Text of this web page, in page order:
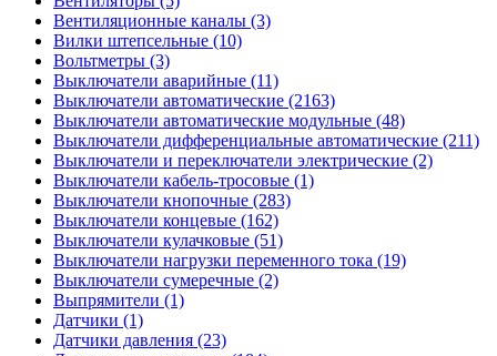
Вентиляционные каналы (3)
Вилки штепсельные (10)
Вольтметры (3)
Выключатели аварийные (11)
Выключатели автоматические (2163)
Выключатели автоматические модульные (48)
Выключатели дифференциальные автоматические (211)
Выключатели и переключатели электрические (2)
Выключатели кабель-тросовые (1)
Выключатели кнопочные (283)
Выключатели концевые (162)
Выключатели кулачковые (51)
Выключатели нагрузки переменного тока (19)
Выключатели сумеречные (2)
Выпрямители (1)
Датчики (1)
Датчики давления (23)